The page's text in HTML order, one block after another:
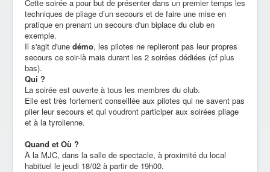
Cette soirée a pour but de présenter dans un premier temps les
techniques de pliage d’un secours et de faire une mise en
pratique en prenant un secours d'un biplace du club en
exemple.
Il s'agit d'une démo, les pilotes ne replieront pas leur propres
secours ce soir-là mais durant les 2 soirées dédiées (cf plus
bas).
Qui ?
La soirée est ouverte à tous les membres du club.
Elle est très fortement conseillée aux pilotes qui ne savent pas
plier leur secours et qui voudront participer aux soirées pliage
et à la tyrolienne.
Quand et Où ?
À la MJC, dans la salle de spectacle, à proximité du local
habituel le jeudi 18/02 à partir de 19h00.